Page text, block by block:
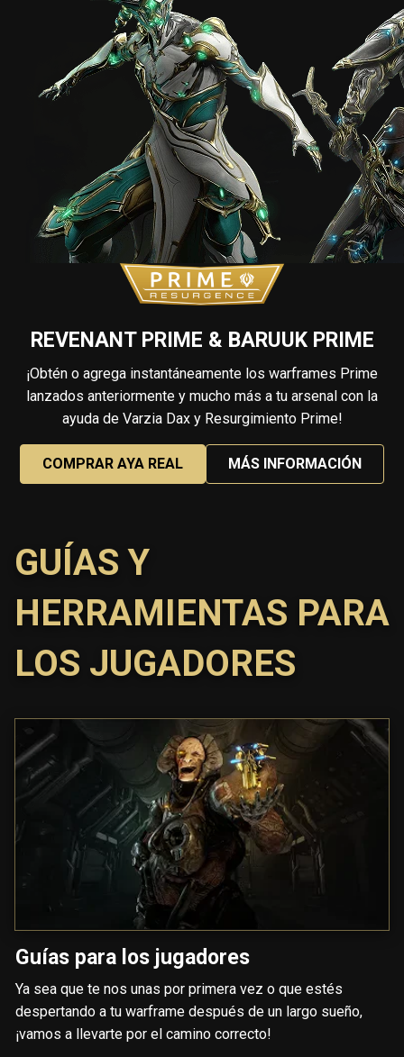
REVENANT PRIME & BARUUK PRIME
¡Obtén o agrega instantáneamente los warframes Prime
lanzados anteriormente y mucho más a tu arsenal con la
ayuda de Varzia Dax y Resurgimiento Prime!
COMPRAR AYA REAL MÁS INFORMACIÓN
GUÍAS Y
HERRAMIENTAS PARA
LOS JUGADORES
Guías para los jugadores
Ya sea que te nos unas por primera vez o que estés
despertando a tu warframe después de un largo sueño,
¡vamos a llevarte por el camino correcto!